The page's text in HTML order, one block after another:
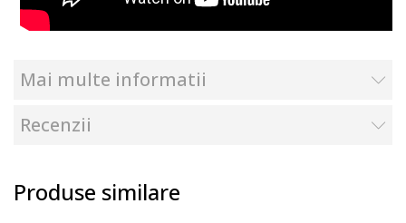
Mai multe informatii
Recenzii
Produse similare